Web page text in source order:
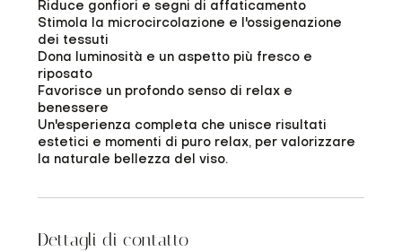
Riduce gonfiori e segni di affaticamento
Stimola la microcircolazione e l'ossigenazione
dei tessuti
Dona luminosità e un aspetto più fresco e
riposato
Favorisce un profondo senso di relax e
benessere
Un'esperienza completa che unisce risultati
estetici e momenti di puro relax, per valorizzare
la naturale bellezza del viso.
Dettagli di contatto